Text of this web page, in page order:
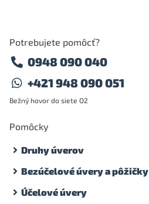
Potrebujete pomôcť?
0948 090 040
+421 948 090 051
Bežný hovor do siete O2
Pomôcky
Druhy úverov
Bezúčelové úvery a pôžičky
Účelové úvery